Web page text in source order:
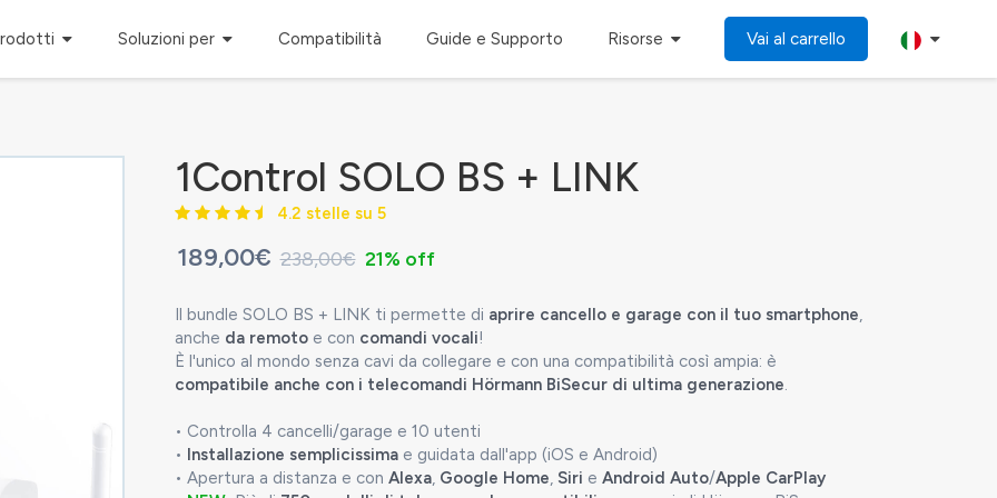
Soluzioni per Compatibilità Guide e Supporto Risorse Vai al carrello
1Control SOLO BS + LINK
4.2 stelle su 5
189,00€ 238,00€ 21% off
Il bundle SOLO BS + LINK ti permette di aprire cancello e garage con il tuo smartphone,
anche da remotoe con comandi vocali!
È l'unico al mondo senza cavi da collegare e con una compatibilità così ampia: è
compatibile anche con i telecomandi Hörmann BiSecur di ultima generazione.
• Controlla 4 cancelli/garage e 10 utenti
• Installazione semplicissimae guidata dall'app (iOS e Android)
• Apertura a distanza e con Alexa, Google Home, Siri e Android Auto/Apple CarPlay